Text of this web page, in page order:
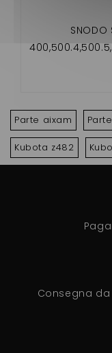
SNODO
Parte aixam
Kubota z482
Consegna